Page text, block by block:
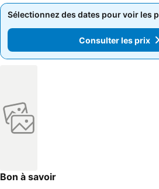
Sélectionnez des dates pour voir les
Consulter les prix
Sélectionnez des dates pour voir les
Consulter les prix
Bon à savoir